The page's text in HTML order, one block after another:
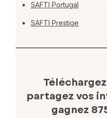
SAFTI Portugal
SAFTI Prestige
partagez vos
gagnez